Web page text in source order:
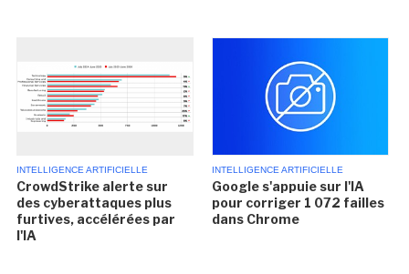
INTELLIGENCE ARTIFICIELLE
CrowdStrike alerte sur
des cyberattaques plus
furtives, accélérées par
l'IA
INTELLIGENCE ARTIFICIELLE
Google s'appuie sur l'IA
pour corriger 1 072 failles
dans Chrome